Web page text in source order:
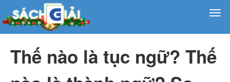
Thế nào là tục ngữ? Thế